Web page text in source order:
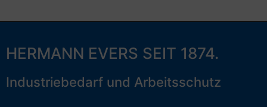
HERMANN EVERS SEIT 1874.
Industriebedarf und Arbeitsschutz